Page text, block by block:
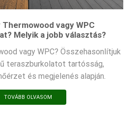
vagy WPC
Melyik a jobb választás?
vagy WPC? Összehasonlítjuk
teraszburkolatot tartósság,
és megjelenés alapján.
TOVÁBB OLVASOM